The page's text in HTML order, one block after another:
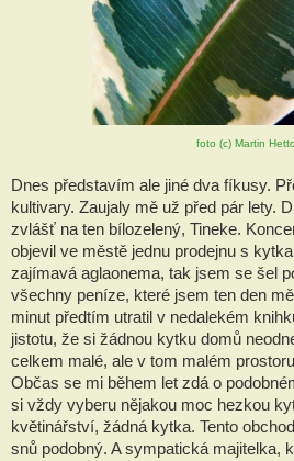
foto (c) Martin Hetto
Dnes představím ale jiné dva fíkusy.
kultivary. Zaujaly mě už před pár lety.
zvlášť na ten bílozelený, Tineke.
objevil ve městě jednu prodejnu s
zajímavá aglaonema, tak jsem se šel
všechny peníze, které jsem ten den
minut předtím utratil v nedalekém
jistotu, že si žádnou kytku domů
celkem malé, ale v tom malém
Občas se mi během let zdá o
si vždy vyberu nějakou moc hezkou
květinářství, žádná kytka. Tento
snů podobný. A sympatická majitelka,